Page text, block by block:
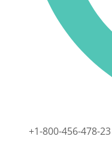
+1-800-456-478-23